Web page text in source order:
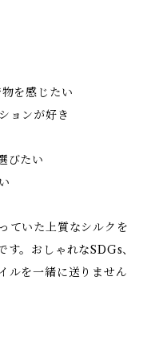
を感じたい
ョンが好き
びたい
ていた上質なシルクを
す。おしゃれなSDGs、
ルを一緒に送りません